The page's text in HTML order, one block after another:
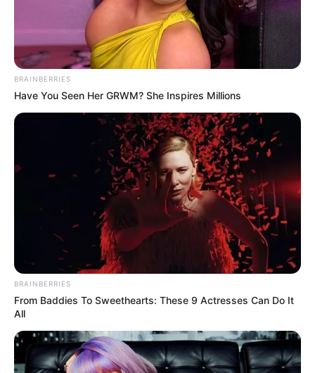
A Tisza Párt frissen bemutatottmozgalmi dala, a
BRAINBERRIES
Have You Seen Her GRWM? She Inspires Millions
BRAINBERRIES
From Baddies To Sweethearts: These 9 Actresses Can Do It
All